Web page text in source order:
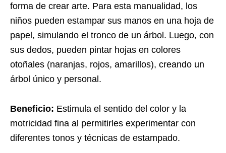
forma de crear arte. Para esta manualidad, los
niños pueden estampar sus manos en una hoja de
papel, simulando el tronco de un árbol. Luego, con
sus dedos, pueden pintar hojas en colores
otoñales (naranjas, rojos, amarillos), creando un
árbol único y personal.
Beneficio: Estimula el sentido del color y la
motricidad fina al permitirles experimentar con
diferentes tonos y técnicas de estampado.